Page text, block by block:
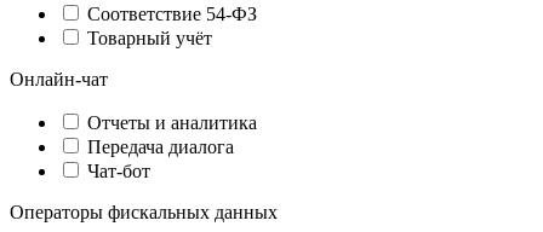
Соответствие 54-ФЗ
Товарный учёт
Онлайн-чат
Отчеты и аналитика
Передача диалога
Чат-бот
Операторы фискальных данных